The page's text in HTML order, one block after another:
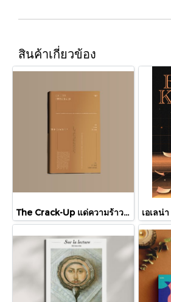
สินค้าเกี่ยวข้อง
The Crack-Up แด่ความร้าวราน / F.Scott Fitzgerald เอฟ. สกอตต์ ฟิตซ์เจอรัลด์ / Text